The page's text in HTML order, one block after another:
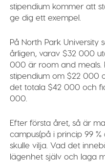
stipendium kommer att
ge dig ett exempel.
På North Park University
årligen, varav $32 000
000 är room and meals.
stipendium om $22 000
det totala $42 000 och
000.
Efter första året, så är
campus(på i princip 99
skulle vilja. Vad det
lägenhet själv och laga